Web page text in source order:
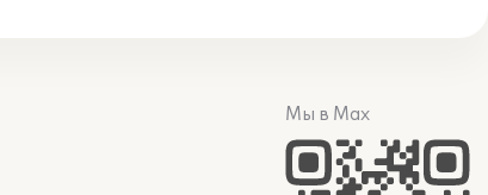
Мы в Max